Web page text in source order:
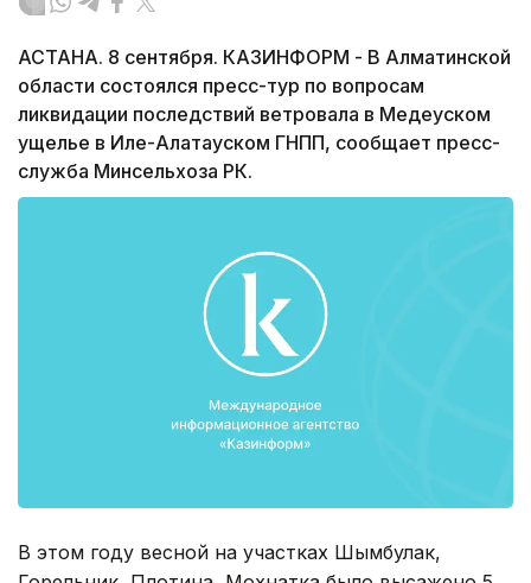
АСТАНА. 8 сентября. КАЗИНФОРМ - В Алматинской
области состоялся пресс-тур по вопросам
ликвидации последствий ветровала в Медеуском
ущелье в Иле-Алатауском ГНПП, сообщает пресс-
служба Минсельхоза РК.
В этом году весной на участках Шымбулак,